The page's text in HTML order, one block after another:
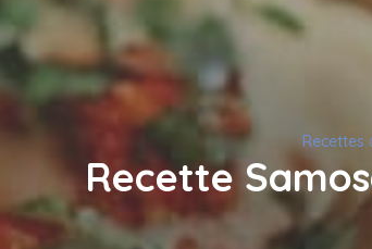
Recettes
Recette